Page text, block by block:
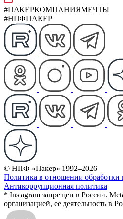
#ПАКЕРКОМПАНИЯМЕЧТЫ
#НПФПАКЕР
© НПФ «Пакер» 1992–2026
Политика в отношении обработки
Антикоррупционная политика
* Instagram запрещен в России.
организацией, ее деятельность в